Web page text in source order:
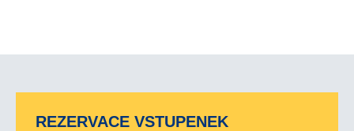
REZERVACE VSTUPENEK